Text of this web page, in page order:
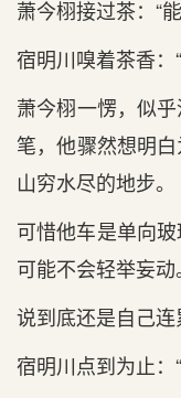
萧今栩接过茶：“
宿明川嗅着茶香：
萧今栩一愣，似
笔，他骤然想明
山穷水尽的地步。
可惜他车是‌单向
可能不‌会轻举妄动
说到‌底还是‌自己连
宿明川点到‌为止：